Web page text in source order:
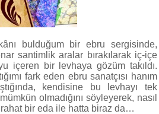
bulduğum bir ebru sergisinde,
santimlik aralar bırakılarak iç-içe
içeren bir levhaya gözüm takıldı.
fark eden ebru sanatçısı hanım
kendisine bu levhayı tek
olmadığını söyleyerek, nasıl
rahat bir eda ile hatta biraz da…